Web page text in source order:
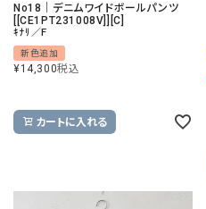
No18｜デニムワイドボールパンツ
[[CE1PT231008V]][C]
ｷﾅﾘ／F
新色追加
¥14,300税込
カートに入れる